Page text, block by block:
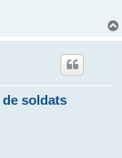
de soldats